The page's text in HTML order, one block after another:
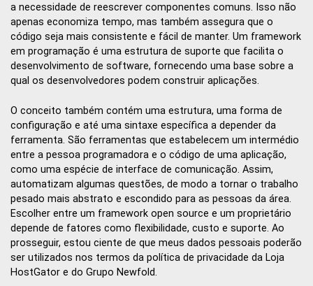
a necessidade de reescrever componentes comuns. Isso não
apenas economiza tempo, mas também assegura que o
código seja mais consistente e fácil de manter. Um framework
em programação é uma estrutura de suporte que facilita o
desenvolvimento de software, fornecendo uma base sobre a
qual os desenvolvedores podem construir aplicações.
O conceito também contém uma estrutura, uma forma de
configuração e até uma sintaxe específica a depender da
ferramenta. São ferramentas que estabelecem um intermédio
entre a pessoa programadora e o código de uma aplicação,
como uma espécie de interface de comunicação. Assim,
automatizam algumas questões, de modo a tornar o trabalho
pesado mais abstrato e escondido para as pessoas da área.
Escolher entre um framework open source e um proprietário
depende de fatores como flexibilidade, custo e suporte. Ao
prosseguir, estou ciente de que meus dados pessoais poderão
ser utilizados nos termos da política de privacidade da Loja
HostGator e do Grupo Newfold.